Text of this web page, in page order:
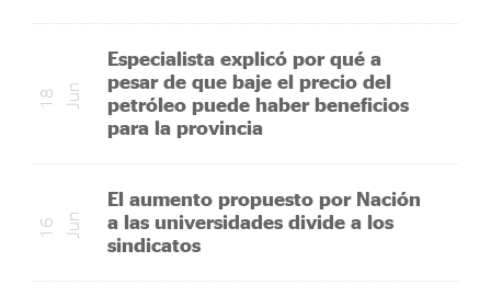
Especialista explicó por qué a
pesar de que baje el precio del
petróleo puede haber beneficios
para la provincia
1
8
J
u n
El aumento propuesto por Nación
a las universidades divide a los
sindicatos
1
6
J
u n